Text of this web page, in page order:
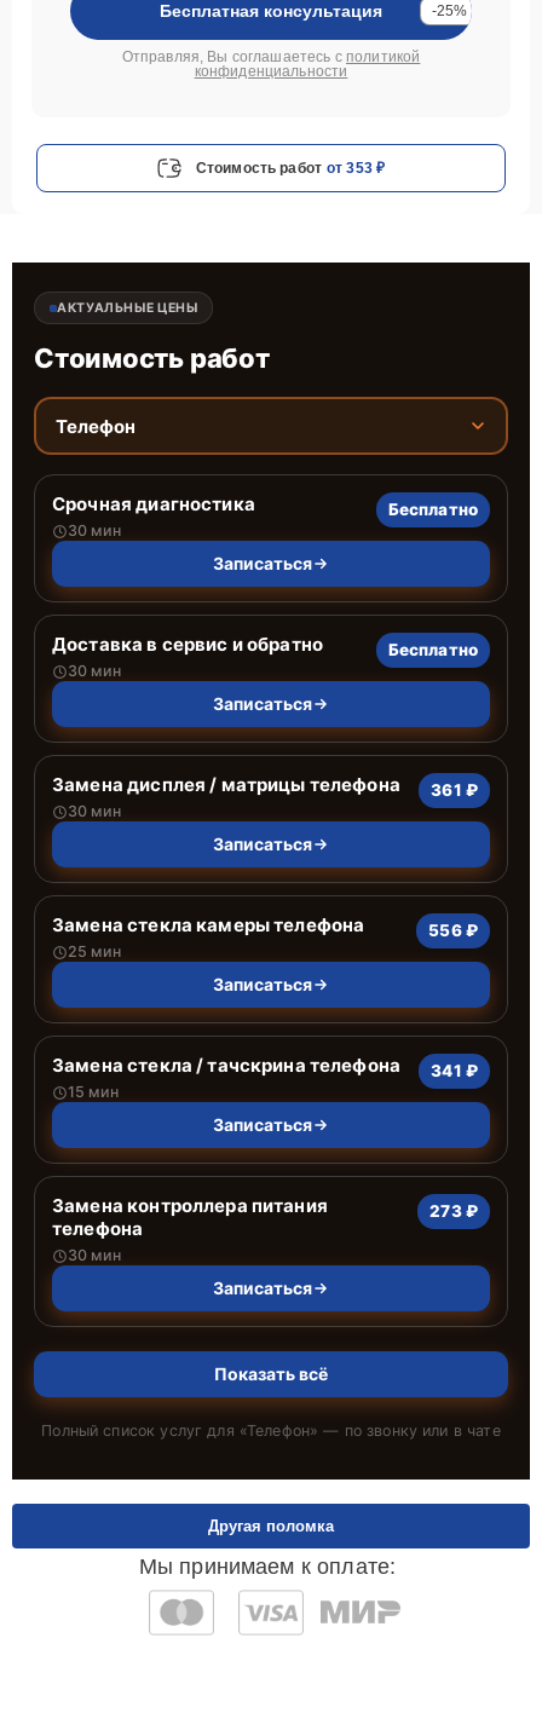
Бесплатная консультация -25%
Отправляя, Вы соглашаетесь с политикой
конфиденциальности
Стоимость работ от 353 ₽
АКТУАЛЬНЫЕ ЦЕНЫ
Стоимость работ
Телефон
Срочная диагностика
30 мин
Бесплатно
Записаться
Доставка в сервис и обратно
30 мин
Бесплатно
Записаться
Замена дисплея / матрицы телефона
30 мин
361 ₽
Записаться
Замена стекла камеры телефона
25 мин
556 ₽
Записаться
Замена стекла / тачскрина телефона
15 мин
341 ₽
Записаться
Замена контроллера питания
телефона
30 мин
273 ₽
Записаться
Показать всё
Полный список услуг для «Телефон» — по звонку или в чате
Мы принимаем к оплате:
Другая поломка